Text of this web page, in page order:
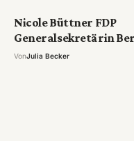
Nicole Büttner FDP
Generalsekretärin
VonJulia Becker